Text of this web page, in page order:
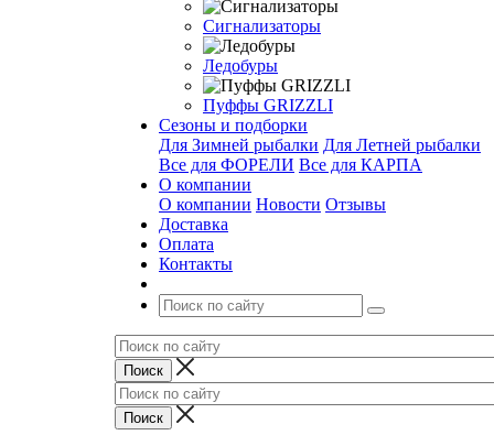
Сигнализаторы
Ледобуры
Пуффы GRIZZLI
Сезоны и подборки
Для Зимней рыбалки Для Летней рыбалки
Все для ФОРЕЛИ Все для КАРПА
О компании
О компании Новости Отзывы
Доставка
Оплата
Контакты